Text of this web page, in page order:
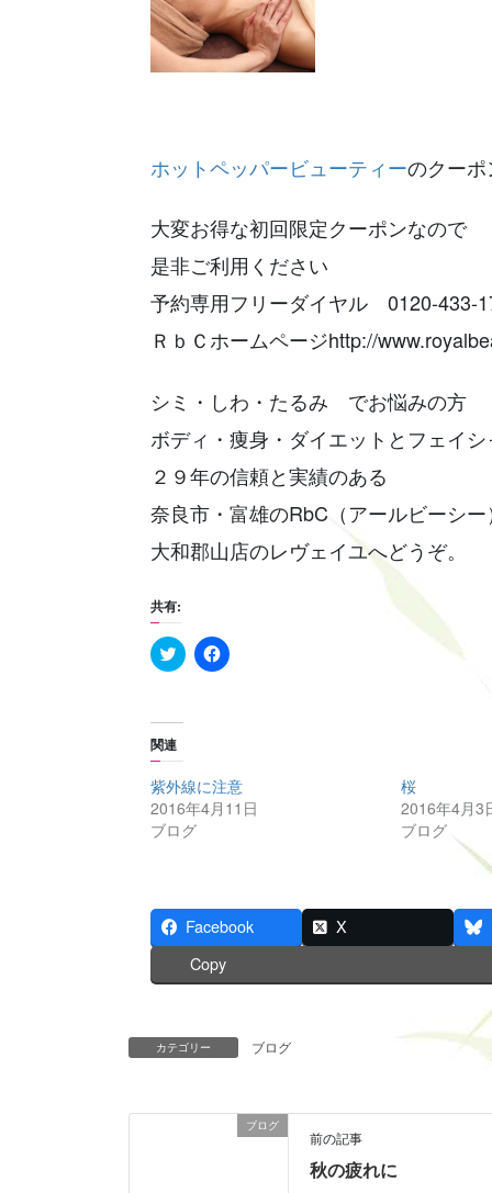
ホットペッパービューティーのクーポ
大変お得な初回限定クーポンなので
是非ご利用ください
予約専用フリーダイヤル 0120-433-
ＲｂＣホームページhttp://
シミ・しわ・たるみ でお悩みの方
ボディ・痩身・ダイエットとフェイ
２９年の信頼と実績のある
奈良市・富雄のRbC（アールビーシー
大和郡山店のレヴェイユへどうぞ。
共有:
C
l
t
h
a
r
e
o
n
t
(
新
し
ン
ド
F
a
共
有
す
ク
し
て
く
だ
さ
し
関連
紫外線に注意
2016年4月11日
ブログ
桜
2016年4月3
ブログ
Facebook X
Copy
カテゴリー ブログ
ブログ
前の記事
秋の疲れに